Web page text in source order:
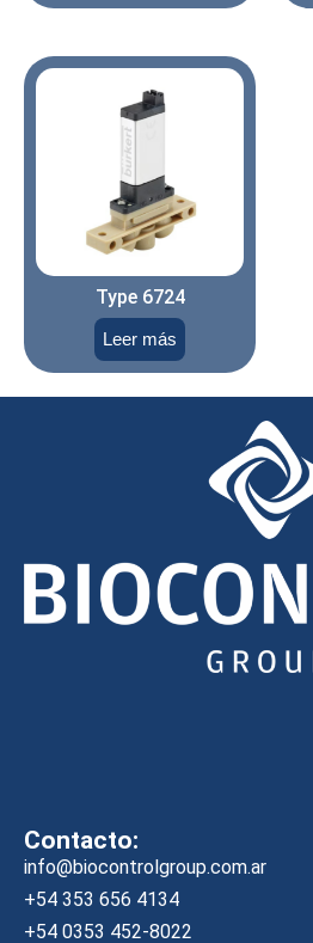
Type 6724
Leer más
Contacto:
info@biocontrolgroup.com.ar
+54 353 656 4134
+54 0353 452-8022